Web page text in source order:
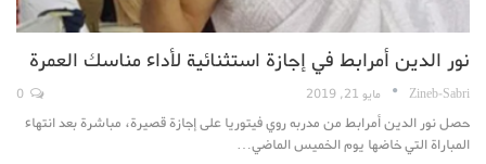
نور الدين أمرابط في إجازة استثنائية لأداء مناسك العمرة
Zineb-Sabri مايو 21, 2019
حصل نور الدين أمرابط من مدربه روي فيتوريا على إجازة قصيرة، مباشرة بعد انتهاء
المباراة التي خاضها يوم الخميس الماضي…